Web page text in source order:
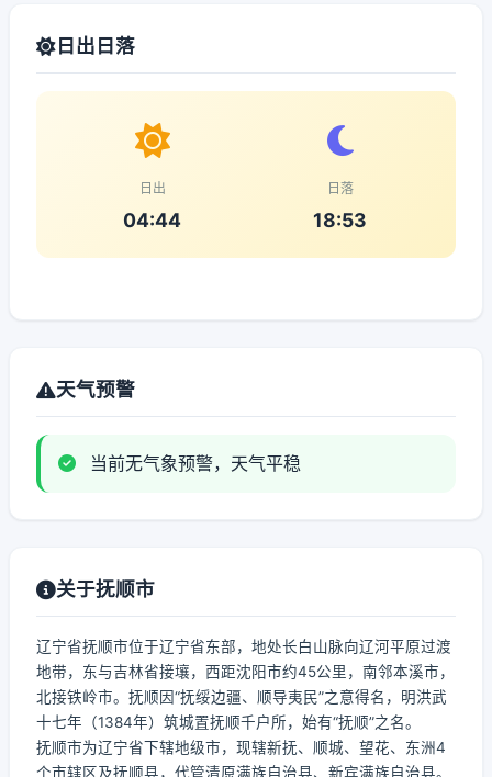
日出日落
日出
04:44
日落
18:53
天气预警
当前无气象预警，天气平稳
关于抚顺市
辽宁省抚顺市位于辽宁省东部，地处长白山脉向辽河平原过渡
地带，东与吉林省接壤，西距沈阳市约45公里，南邻本溪市，
北接铁岭市。抚顺因“抚绥边疆、顺导夷民”之意得名，明洪武
十七年（1384年）筑城置抚顺千户所，始有“抚顺”之名。
抚顺市为辽宁省下辖地级市，现辖新抚、顺城、望花、东洲4
个市辖区及抚顺县，代管清原满族自治县、新宾满族自治县。